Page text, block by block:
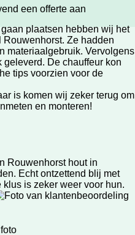
een offerte aan
plaatsen hebben wij het
Ze hadden
materiaalgebruik. Vervolgens
De chauffeur kon
tips voorzien voor de
is komen wij zeker terug om
en monteren!
Rouwenhorst hout in
Echt ontzettend blij met
is zeker weer voor hun.